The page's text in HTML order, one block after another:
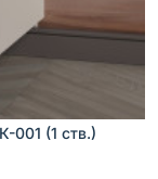
001 (1 ств.)